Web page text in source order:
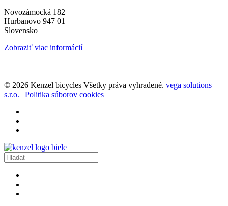
Novozámocká 182
Hurbanovo 947 01
Slovensko
Zobraziť viac informácií
© 2026 Kenzel bicycles Všetky práva vyhradené. vega solutions
s.r.o. | Politika súborov cookies